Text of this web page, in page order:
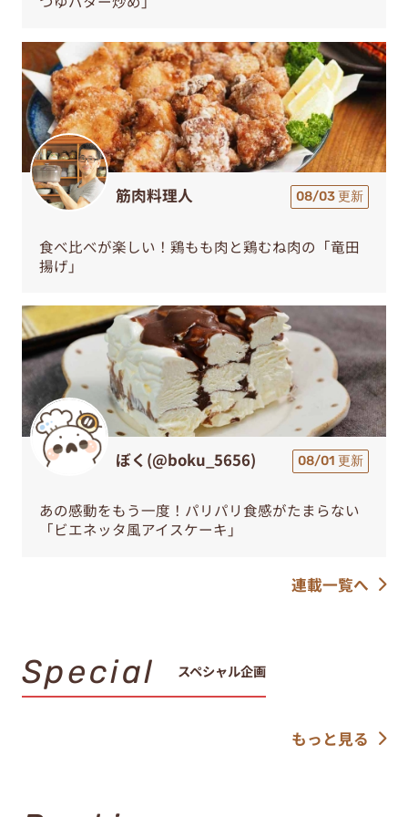
筋肉料理人 08/03 更新
食べ比べが楽しい！鶏もも肉と鶏むね肉の「竜田
揚げ」
ぼく(@boku_5656) 08/01 更新
あの感動をもう一度！パリパリ食感がたまらない
「ビエネッタ風アイスケーキ」
連載一覧へ
Special スペシャル企画
もっと見る